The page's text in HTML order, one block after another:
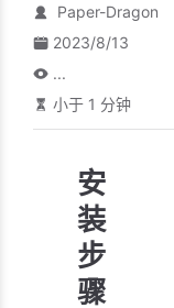
Paper-Dragon
2023/8/13
...
小于 1 分钟
安
装
步
骤